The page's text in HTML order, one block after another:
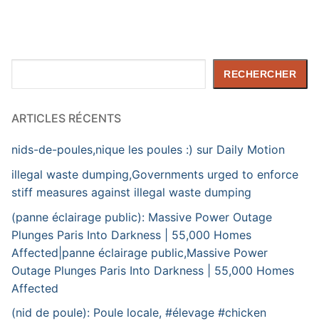
RECHERCHER
ARTICLES RÉCENTS
nids-de-poules,nique les poules :) sur Daily Motion
illegal waste dumping,Governments urged to enforce
stiff measures against illegal waste dumping
(panne éclairage public): Massive Power Outage
Plunges Paris Into Darkness | 55,000 Homes
Affected|panne éclairage public,Massive Power
Outage Plunges Paris Into Darkness | 55,000 Homes
Affected
(nid de poule): Poule locale, #élevage #chicken